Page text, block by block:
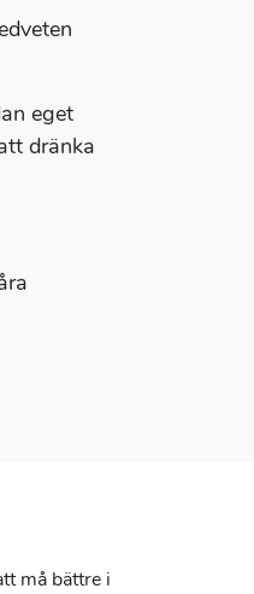
eget
dränka
må bättre i